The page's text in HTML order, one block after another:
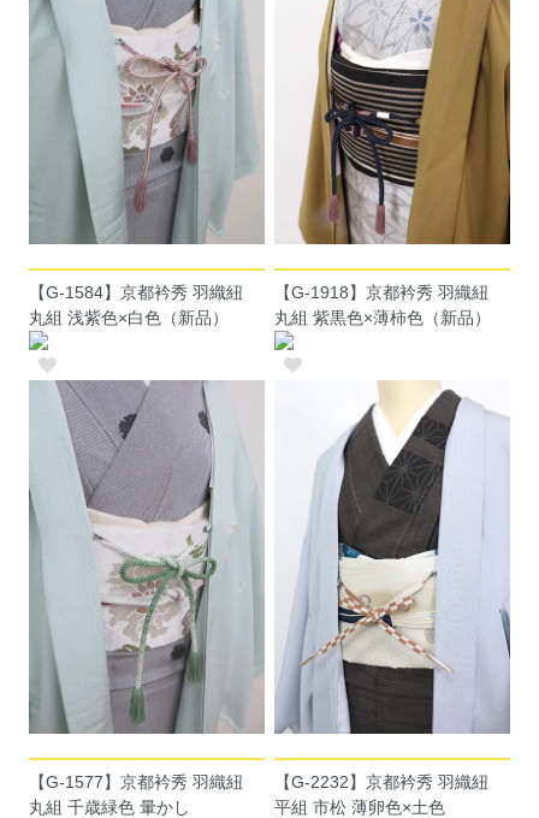
【G-1584】京都衿秀 羽織紐
丸組 浅紫色×白色（新品）
【G-1918】京都衿秀 羽織紐
丸組 紫黒色×薄柿色（新品）
【G-1577】京都衿秀 羽織紐
丸組 千歳緑色 暈かし
【G-2232】京都衿秀 羽織紐
平組 市松 薄卵色×土色